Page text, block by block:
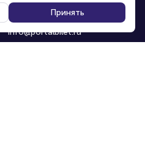
8-800-500-42-62
8-499-226-15-14
info@portalbilet.ru
С 10:00 до 21:00,
Принять